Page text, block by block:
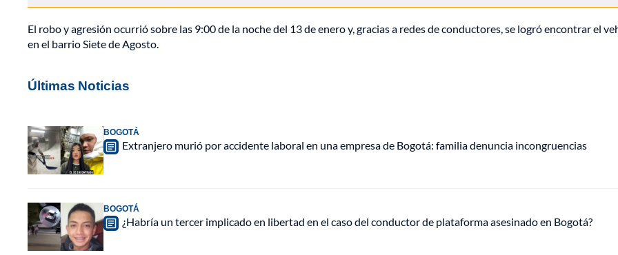
El robo y agresión ocurrió sobre las 9:00 de la noche del 13 de enero y, gracias a redes de conductores, se logró encontrar el
en el barrio Siete de Agosto.
Últimas Noticias
BOGOTÁ
Extranjero murió por accidente laboral en una empresa de Bogotá: familia denuncia incongruencias
BOGOTÁ
¿Habría un tercer implicado en libertad en el caso del conductor de plataforma asesinado en Bogotá?